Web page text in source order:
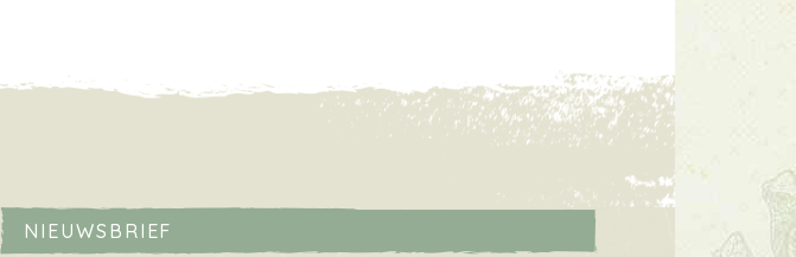
NIEUWSBRIEF